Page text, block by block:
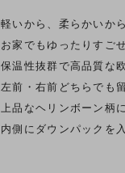
軽いから、柔らかいか
お家でもゆったりすご
保温性抜群で高品質な
左前・右前どちらでも
上品なヘリンボーン柄
内側にダウンパックを